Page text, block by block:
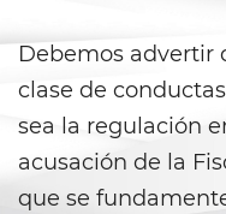
Carrying
Debemos advertir
clase de
sea la regulación
acusación de la
que se